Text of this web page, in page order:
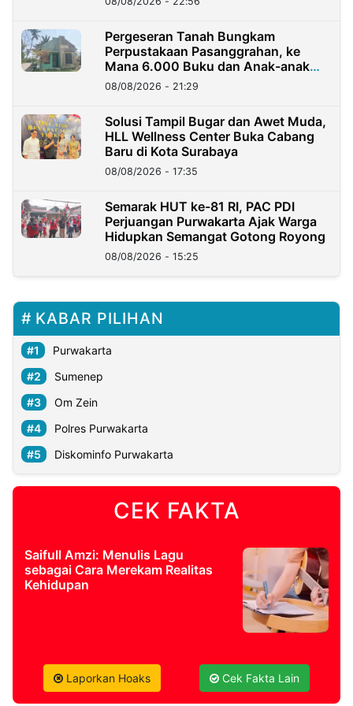
Pergeseran Tanah Bungkam
Perpustakaan Pasanggrahan, ke
Mana 6.000 Buku dan Anak-anak
Kini?
08/08/2026 - 21:29
Solusi Tampil Bugar dan Awet Muda,
HLL Wellness Center Buka Cabang
Baru di Kota Surabaya
08/08/2026 - 17:35
Semarak HUT ke-81 RI, PAC PDI
Perjuangan Purwakarta Ajak Warga
Hidupkan Semangat Gotong Royong
08/08/2026 - 15:25
KABAR PILIHAN
Purwakarta
Sumenep
Om Zein
Polres Purwakarta
Diskominfo Purwakarta
CEK FAKTA
Saifull Amzi: Menulis Lagu
sebagai Cara Merekam Realitas
Kehidupan
Laporkan Hoaks Cek Fakta Lain